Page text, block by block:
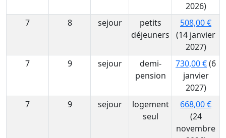
2026)
7
8 sejour
petits
déjeuners
508,00 €
(14 janvier
2027)
7
9 sejour
demi-
pension
730,00 €(6
janvier
2027)
7
9 sejour
logement
seul
668,00 €
(24
novembre